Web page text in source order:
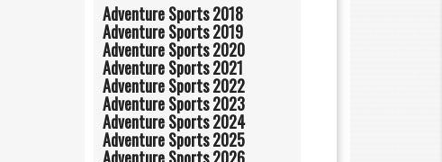
Adventure Sports 2018
Adventure Sports 2019
Adventure Sports 2020
Adventure Sports 2021
Adventure Sports 2022
Adventure Sports 2023
Adventure Sports 2024
Adventure Sports 2025
Adventure Sports 2026